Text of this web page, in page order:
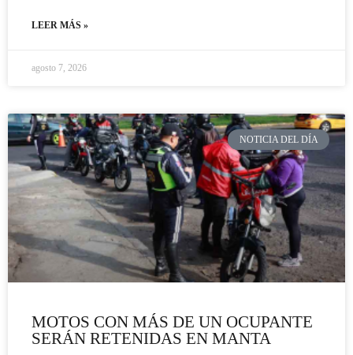
LEER MÁS »
agosto 7, 2026
NOTICIA DEL DÍA
MOTOS CON MÁS DE UN OCUPANTE
SERÁN RETENIDAS EN MANTA